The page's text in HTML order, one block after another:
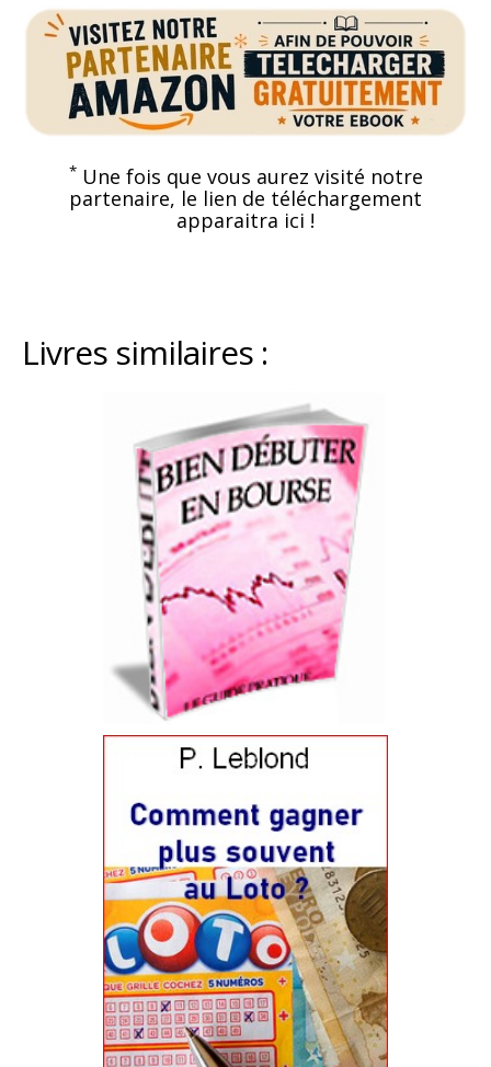
*Une fois que vous aurez visité notre
partenaire, le lien de téléchargement
apparaitra ici !
Livres similaires :